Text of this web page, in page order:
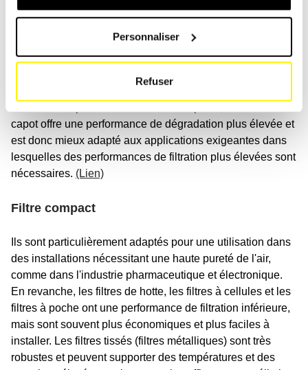
Personnaliser
Refuser
lesquelles un capot d'aspiration ou un tube de
types de filtres, il est conçu de manière à être connecté
directement au tube de déclenchement ou au capot
d'aspiration pour éliminer les particules ou les polluants
capot offre une performance de dégradation plus élevée et
est donc mieux adapté aux applications exigeantes dans
lesquelles des performances de filtration plus élevées sont
nécessaires. (Lien)
Filtre compact
Ils sont particulièrement adaptés pour une utilisation dans
des installations nécessitant une haute pureté de l'air,
comme dans l'industrie pharmaceutique et électronique.
En revanche, les filtres de hotte, les filtres à cellules et les
filtres à poche ont une performance de filtration inférieure,
mais sont souvent plus économiques et plus faciles à
installer. Les filtres tissés (filtres métalliques) sont très
robustes et peuvent supporter des températures et des